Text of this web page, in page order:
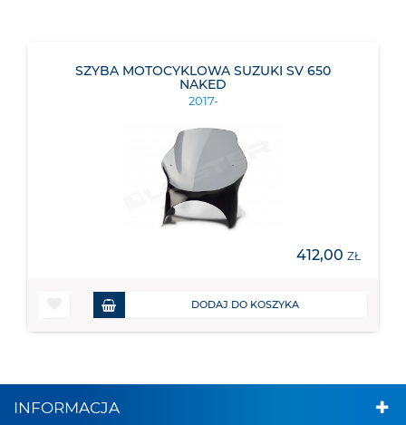
SZYBA MOTOCYKLOWA SUZUKI SV 650
NAKED
2017-
412,00 ZŁ
DODAJ DO KOSZYKA
INFORMACJA